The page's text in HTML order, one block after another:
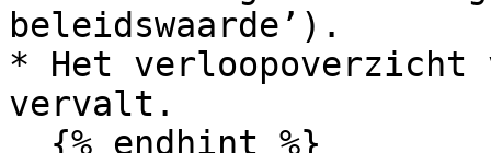
beleidswaarde’).
* Het verloopoverzicht
vervalt.